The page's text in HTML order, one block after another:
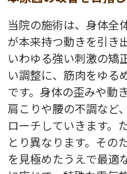
当院の施術は、身体全
が本来持つ動きを引き
いわゆる強い刺激の矯
い調整に、筋肉をゆる
です。身体の歪みや動
肩こりや腰の不調など
ローチしていきます。
とり異なります。その
を見極めたうえで最適